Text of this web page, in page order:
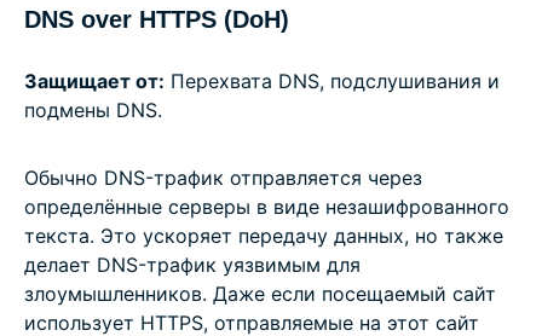
DNS over HTTPS (DoH)
Защищает от: Перехвата DNS, подслушивания и
подмены DNS.
Обычно DNS-трафик отправляется через
определённые серверы в виде незашифрованного
текста. Это ускоряет передачу данных, но также
делает DNS-трафик уязвимым для
злоумышленников. Даже если посещаемый сайт
использует HTTPS, отправляемые на этот сайт